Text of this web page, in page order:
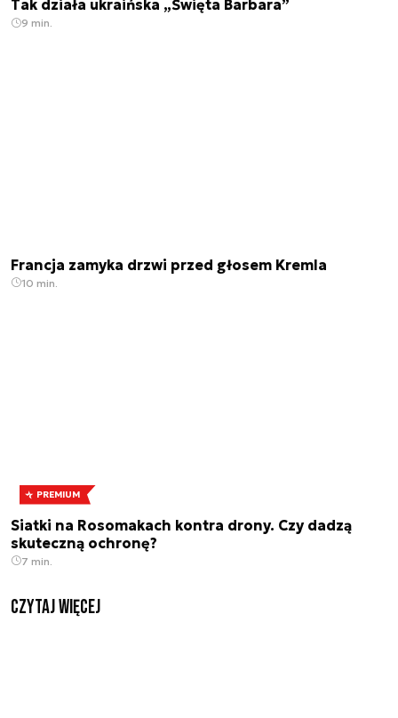
Tak działa ukraińska „Święta Barbara”
9 min.
Francja zamyka drzwi przed głosem Kremla
10 min.
PREMIUM
Siatki na Rosomakach kontra drony. Czy dadzą
skuteczną ochronę?
7 min.
czytaj więcej